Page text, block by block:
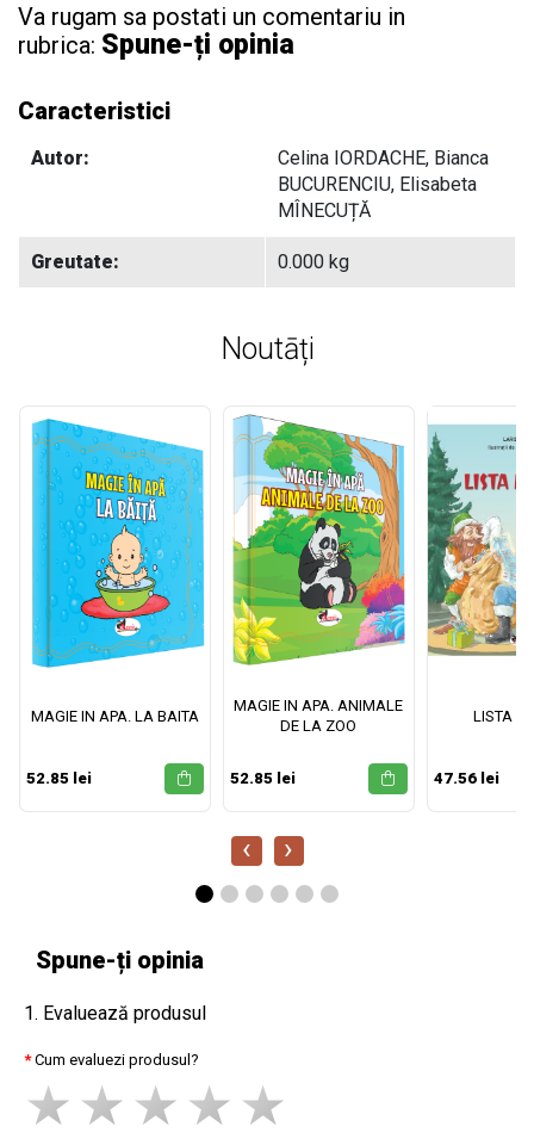
Va rugam sa postati un comentariu in
rubrica: Spune-ți opinia
Caracteristici
Autor:
Celina IORDACHE, Bianca
BUCURENCIU, Elisabeta
MÎNECUȚĂ
Greutate: 0.000 kg
Noutāți
MAGIE IN APA. LA BAITA
52.85 lei
MAGIE IN APA. ANIMALE
DE LA ZOO
52.85 lei
LISTA
47.56 lei
‹ ›
Spune-ți opinia
1. Evaluează produsul
Cum evaluezi produsul?